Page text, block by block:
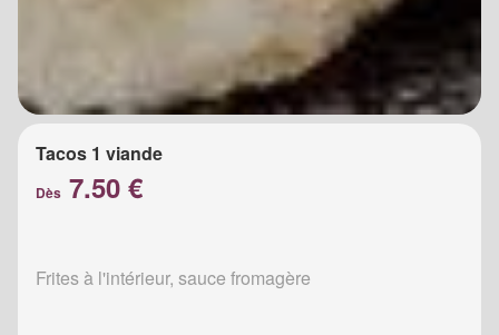
Tacos 1 viande
Dès 7.50 €
Frites à l'intérieur, sauce fromagère